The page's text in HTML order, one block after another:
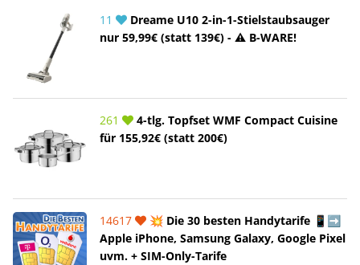
11
Dreame U10 2-in-1-Stielstaubsauger
nur 59,99€ (statt 139€) - ⚠️ B-WARE!
261
4-tlg. Topfset WMF Compact Cuisine
für 155,92€ (statt 200€)
14617
💥 Die 30 besten Handytarife 📱➡️
Apple iPhone, Samsung Galaxy, Google Pixel
uvm. + SIM-Only-Tarife